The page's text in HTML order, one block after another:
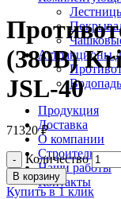
Аттракционы
Продукция
Доставка
О компании
Наши работы
Контакты
(380В)
JSL-40
71320₽
Количество
В корзину
Купить в 1 клик